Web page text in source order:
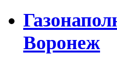
Воронеж